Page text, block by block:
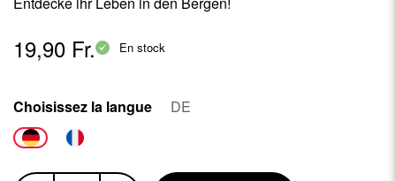
19,90 Fr. En stock
Choisissez la langue DE